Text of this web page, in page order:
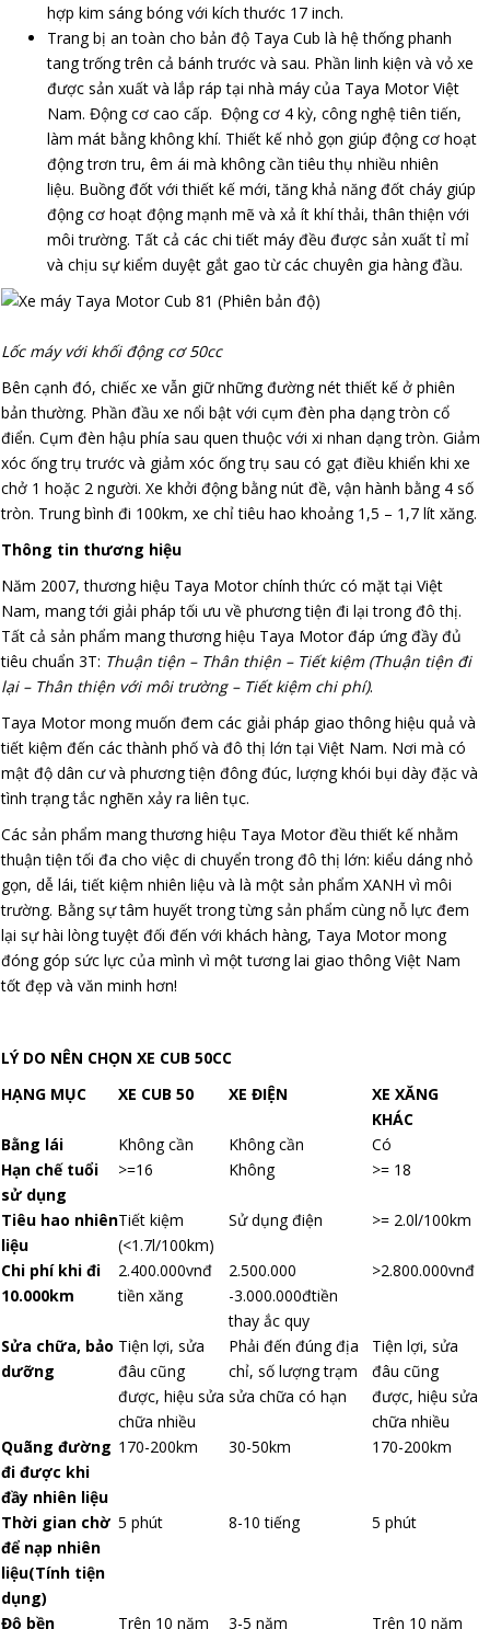
hợp kim sáng bóng với kích thước 17 inch.
Trang bị an toàn cho bản độ Taya Cub là hệ thống phanh
tang trống trên cả bánh trước và sau. Phần linh kiện và vỏ xe
được sản xuất và lắp ráp tại nhà máy của Taya Motor Việt
Nam. Động cơ cao cấp. Động cơ 4 kỳ, công nghệ tiên tiến,
làm mát bằng không khí. Thiết kế nhỏ gọn giúp động cơ hoạt
động trơn tru, êm ái mà không cần tiêu thụ nhiều nhiên
liệu. Buồng đốt với thiết kế mới, tăng khả năng đốt cháy giúp
động cơ hoạt động mạnh mẽ và xả ít khí thải, thân thiện với
môi trường. Tất cả các chi tiết máy đều được sản xuất tỉ mỉ
và chịu sự kiểm duyệt gắt gao từ các chuyên gia hàng đầu.
Lốc máy với khối động cơ 50cc
Bên cạnh đó, chiếc xe vẫn giữ những đường nét thiết kế ở phiên
bản thường. Phần đầu xe nổi bật với cụm đèn pha dạng tròn cổ
điển. Cụm đèn hậu phía sau quen thuộc với xi nhan dạng tròn. Giảm
xóc ống trụ trước và giảm xóc ống trụ sau có gạt điều khiển khi xe
chở 1 hoặc 2 người. Xe khởi động bằng nút đề, vận hành bằng 4 số
tròn. Trung bình đi 100km, xe chỉ tiêu hao khoảng 1,5 – 1,7 lít xăng.
Thông tin thương hiệu
Năm 2007, thương hiệu Taya Motor chính thức có mặt tại Việt
Nam, mang tới giải pháp tối ưu về phương tiện đi lại trong đô thị.
Tất cả sản phẩm mang thương hiệu Taya Motor đáp ứng đầy đủ
tiêu chuẩn 3T: Thuận tiện – Thân thiện – Tiết kiệm (Thuận tiện đi
lại – Thân thiện với môi trường – Tiết kiệm chi phí).
Taya Motor mong muốn đem các giải pháp giao thông hiệu quả và
tiết kiệm đến các thành phố và đô thị lớn tại Việt Nam. Nơi mà có
mật độ dân cư và phương tiện đông đúc, lượng khói bụi dày đặc và
tình trạng tắc nghẽn xảy ra liên tục.
Các sản phẩm mang thương hiệu Taya Motor đều thiết kế nhằm
thuận tiện tối đa cho việc di chuyển trong đô thị lớn: kiểu dáng nhỏ
gọn, dễ lái, tiết kiệm nhiên liệu và là một sản phẩm XANH vì môi
trường. Bằng sự tâm huyết trong từng sản phẩm cùng nỗ lực đem
lại sự hài lòng tuyệt đối đến với khách hàng, Taya Motor mong
đóng góp sức lực của mình vì một tương lai giao thông Việt Nam
tốt đẹp và văn minh hơn!
LÝ DO NÊN CHỌN XE CUB 50CC
HẠNG MỤC
XE CUB 50 XE ĐIỆN
XE XĂNG
KHÁC
Bằng lái
Không cần Không cần
Có
Hạn chế tuổi
sử dụng
>=16 Không >= 18
Tiêu hao nhiên
liệu
Tiết kiệm
(<1.7l/100km)
Sử dụng điện >= 2.0l/100km
Chi phí khi đi
10.000km
2.400.000vnđ
tiền xăng
2.500.000
-3.000.000đtiền
thay ắc quy
>2.800.000vnđ
Sửa chữa, bảo
dưỡng
Tiện lợi, sửa
đâu cũng
được, hiệu sửa
chữa nhiều
Phải đến đúng địa
chỉ, số lượng trạm
sửa chữa có hạn
Tiện lợi, sửa
đâu cũng
được, hiệu sửa
chữa nhiều
Quãng đường
đi được khi
đầy nhiên liệu
170-200km 30-50km 170-200km
Thời gian chờ
để nạp nhiên
liệu(Tính tiện
dụng)
5 phút 8-10 tiếng 5 phút
Độ bền Trên 10 năm 3-5 năm Trên 10 năm